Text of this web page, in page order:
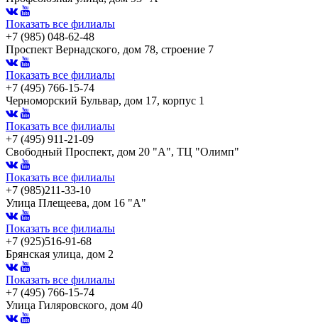
Показать все филиалы
+7 (985) 048-62-48
Проспект Вернадского, дом 78, строение 7
Показать все филиалы
+7 (495) 766-15-74
Черноморский Бульвар, дом 17, корпус 1
Показать все филиалы
+7 (495) 911-21-09
Свободный Проспект, дом 20 "А", ТЦ "Олимп"
Показать все филиалы
+7 (985)211-33-10
Улица Плещеева, дом 16 "А"
Показать все филиалы
+7 (925)516-91-68
Брянская улица, дом 2
Показать все филиалы
+7 (495) 766-15-74
Улица Гиляровского, дом 40